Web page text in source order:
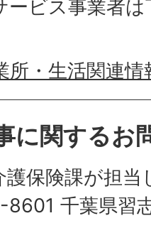
ービス事業者
所・生活関連情
に関するお
護保険課が担当
千葉県習